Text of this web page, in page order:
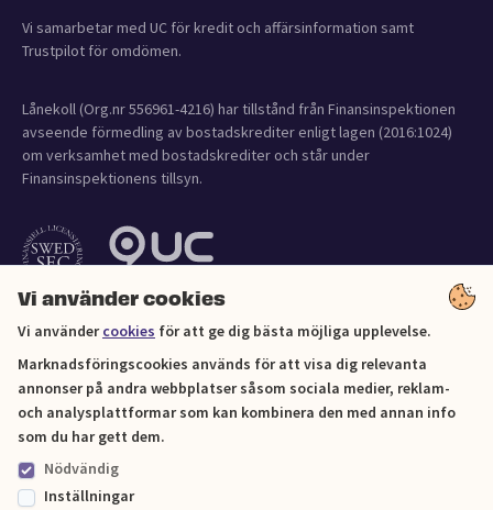
Vi använder cookies
Vi användercookies för att ge dig bästa möjliga upplevelse.
Marknadsföringscookies används för att visa dig relevanta
annonser på andra webbplatser såsom sociala medier, reklam-
och analysplattformar som kan kombinera den med annan info
som du har gett dem.
Nödvändig
Inställningar
Vi samarbetar med UC för kredit och affärsinformation samt
Trustpilot för omdömen.
Lånekoll (Org.nr 556961-4216) har tillstånd från Finansinspektionen
avseende förmedling av bostadskrediter enligt lagen (2016:1024)
om verksamhet med bostadskrediter och står under
Finansinspektionens tillsyn.
Cookies
Sitemap